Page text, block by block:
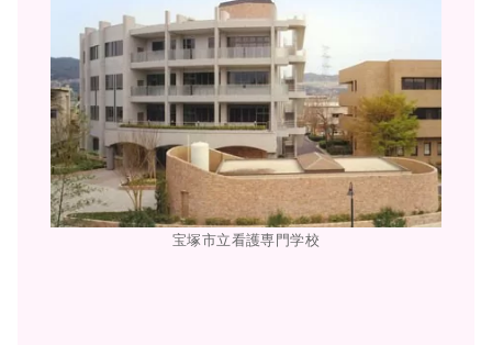
宝塚市立看護専門学校